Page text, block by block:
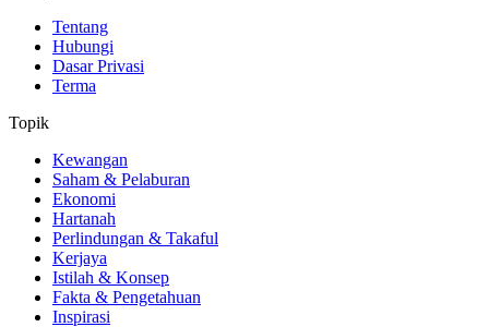
Tentang
Hubungi
Dasar Privasi
Terma
Topik
Kewangan
Saham & Pelaburan
Ekonomi
Hartanah
Perlindungan & Takaful
Kerjaya
Istilah & Konsep
Fakta & Pengetahuan
Inspirasi